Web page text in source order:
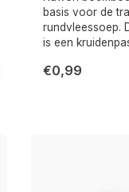
basis voor de
rundvleessoep.
is een
€0,99